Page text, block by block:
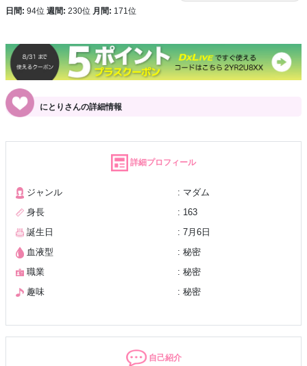
日間: 94位 週間: 230位 月間: 171位
にとりさんの詳細情報
詳細プロフィール
ジャンル
: マダム
身長
: 163
誕生日
: 7月6日
血液型
: 秘密
職業
: 秘密
趣味
: 秘密
自己紹介